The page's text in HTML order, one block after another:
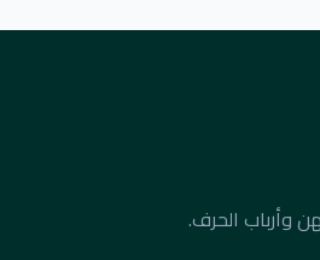
وأرباب الحرف.